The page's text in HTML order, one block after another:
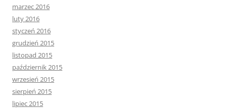
marzec 2016
luty 2016
styczeń 2016
grudzień 2015
listopad 2015
październik 2015
wrzesień 2015
sierpień 2015
lipiec 2015